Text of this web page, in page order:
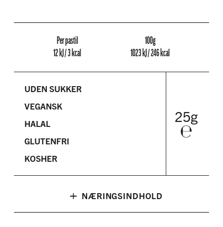
Per pastil
12 kJ / 3 kcal
100g
1023 kJ / 246 kcal
UDEN SUKKER
VEGANSK
HALAL
GLUTENFRI
KOSHER
25g
℮
+ NÆRINGSINDHOLD